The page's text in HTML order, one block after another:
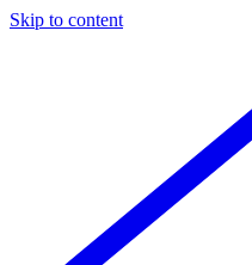
Skip to content